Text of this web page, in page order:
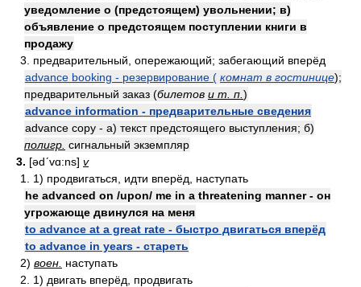
уведомление о (предстоящем) увольнении; в)
объявление о предстоящем поступлении книги в
продажу
3. предварительный, опережающий; забегающий вперёд
advance booking - резервирование ( комнат в гостинице);
предварительный заказ (билетов и т. п. )
advance information - предварительные сведения
advance copy - а) текст предстоящего выступления; б)
полигр. сигнальный экземпляр
3. [ədʹvɑ:ns] v
1. 1) продвигаться, идти вперёд, наступать
he advanced on /upon/ me in a threatening manner - он
угрожающе двинулся на меня
to advance at a great rate - быстро двигаться вперёд
to advance in years - стареть
2) воен. наступать
2. 1) двигать вперёд, продвигать